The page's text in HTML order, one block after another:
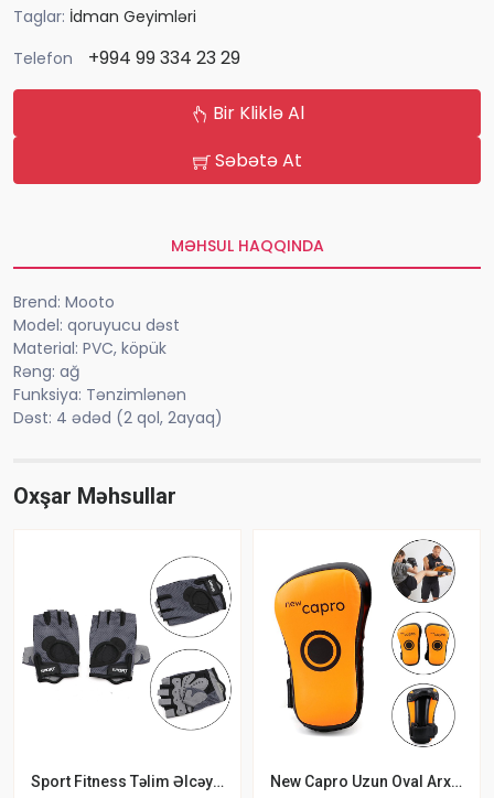
Taglar: İdman Geyimləri
Telefon
+994 99 334 23 29
Bir Kliklə Al
Səbətə At
MƏHSUL HAQQINDA
Brend: Mooto
Model: qoruyucu dəst
Material: PVC, köpük
Rəng: ağ
Funksiya: Tənzimlənən
Dəst: 4 ədəd (2 qol, 2ayaq)
Oxşar Məhsullar
Sport Fitness Təlim Əlcəyi Ölçü L XL New Capro Uzun Oval Arxa Tutacaqlı Təlim Lapa 2 Ədəd